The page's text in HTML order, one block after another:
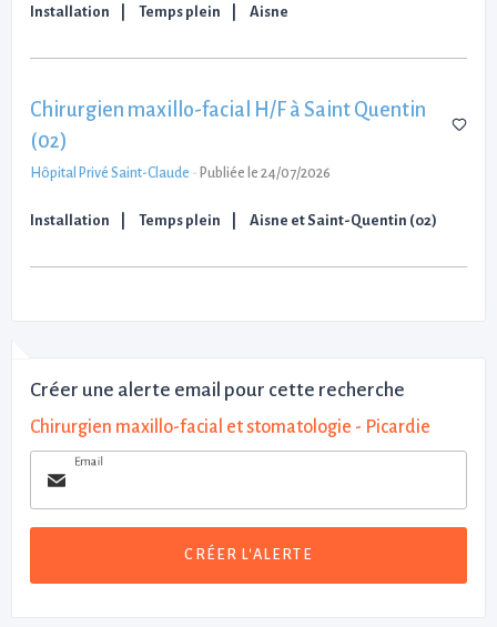
Installation Temps plein Aisne
Chirurgien maxillo-facial H/F à Saint Quentin
(02)
Hôpital Privé Saint-Claude - Publiée le 24/07/2026
Installation Temps plein Aisne et Saint-Quentin (02)
Créer une alerte email pour cette recherche
Chirurgien maxillo-facial et stomatologie - Picardie
Email
CRÉER L'ALERTE